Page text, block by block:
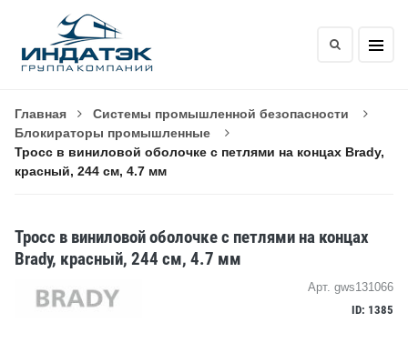
Главная
Системы промышленной безопасности
Блокираторы промышленные
Тросс в виниловой оболочке с петлями на концах Brady,
красный, 244 см, 4.7 мм
Тросс в виниловой оболочке с петлями на концах
Brady, красный, 244 см, 4.7 мм
Арт. gws131066
ID: 1385